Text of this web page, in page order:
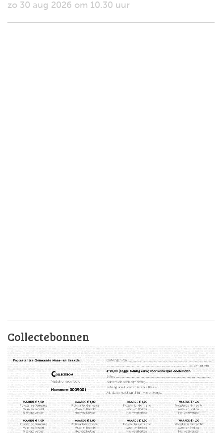
zo 30 aug 2026 om 10.30 uur
Collectebonnen